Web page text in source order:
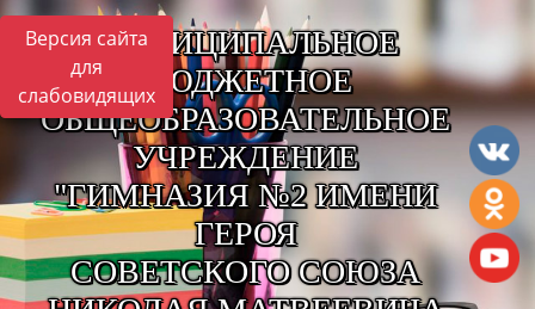
Версия сайта
для
слабовидящих
МУНИЦИПАЛЬНОЕ
БЮДЖЕТНОЕ
ОБЩЕОБРАЗОВАТЕЛЬНОЕ
УЧРЕЖДЕНИЕ
"ГИМНАЗИЯ №2 ИМЕНИ
ГЕРОЯ
СОВЕТСКОГО СОЮЗА